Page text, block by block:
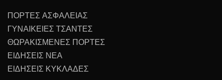
ΠΟΡΤΕΣ ΑΣΦΑΛΕΙΑΣ
ΓΥΝΑΙΚΕΙΕΣ ΤΣΑΝΤΕΣ
ΘΩΡΑΚΙΣΜΕΝΕΣ ΠΟΡΤΕΣ
ΕΙΔΗΣΕΙΣ ΝΕΑ
ΕΙΔΗΣΕΙΣ ΚΥΚΛΑΔΕΣ